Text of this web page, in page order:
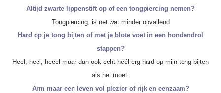
Altijd zwarte lippenstift op of een tongpiercing nemen?
Tongpiercing, is net wat minder opvallend
Hard op je tong bijten of met je blote voet in een hondendrol
stappen?
Heel, heel, heeel maar dan ook echt héél erg hard op mijn tong bijten
als het moet.
Arm maar een leven vol plezier of rijk en eenzaam?